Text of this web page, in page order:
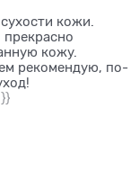
кожи.
кожу.
рекомендую, по-